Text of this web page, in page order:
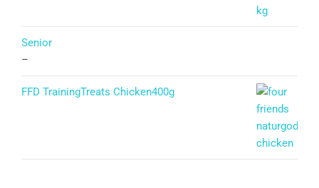
Senior
–
FFD TrainingTreats Chicken400g